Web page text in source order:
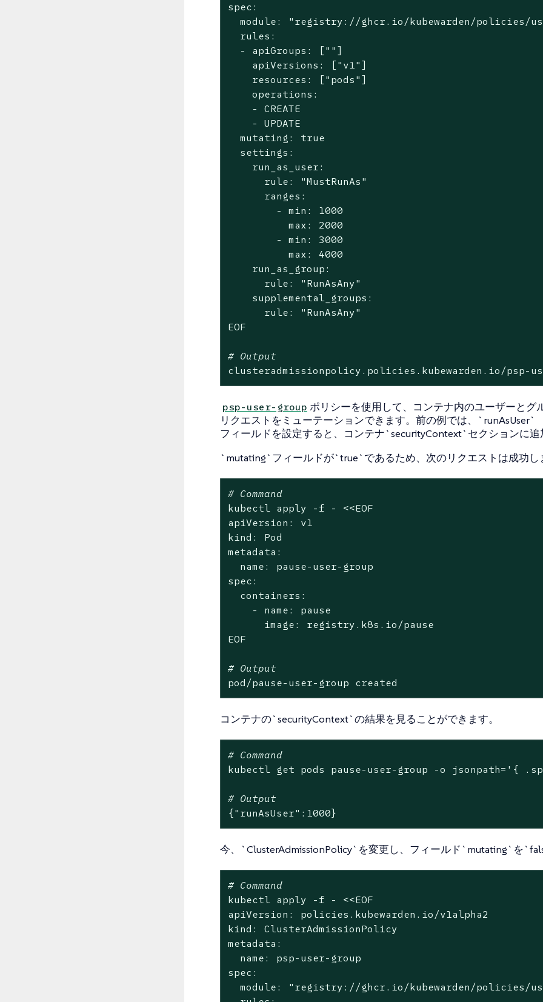
spec:
  module:
"registry://ghcr.io/kubewarden/policies/
  rules:
  - apiGroups: [
"" ]
    apiVersions: [
"v1" ]
    resources: [
"pods" ]
    operations:
    - CREATE
    - UPDATE
  mutating:
true
  settings:
    run_as_user:
      rule:
"MustRunAs"
      ranges:
        - min: 1000
          max: 2000
        - min: 3000
          max: 4000
    run_as_group:
      rule:
"RunAsAny"
    supplemental_groups:
      rule:
"RunAsAny"
EOF
# Output
clusteradmissionpolicy.policies.kubewarden.io/psp-
psp-user-group ポリシーを使用して、コンテナ内のユーザーとグ
リクエストをミューテーションできます。前の例では、`runAsUser`
フィールドを設定すると、コンテナ`securityContext`セクションに追
`mutating`フィールドが`true`であるため、次のリクエストは成功し
# Command
kubectl apply -f - <<EOF
apiVersion: v1
kind: Pod
metadata:
  name: pause-user-group
spec:
  containers:
    - name: pause
      image: registry.k8s.io/pause
EOF
# Output
pod/pause-user-group created
コンテナの`securityContext`の結果を見ることができます。
# Command
kubectl get pods pause-user-group -o jsonpath= '{
# Output
{"runAsUser" :1000}
今、`ClusterAdmissionPolicy`を変更し、フィールド`mutating`を
# Command
kubectl apply -f - <<EOF
apiVersion: policies.kubewarden.io/v1alpha2
kind: ClusterAdmissionPolicy
metadata:
  name: psp-user-group
spec:
  module:
"registry://ghcr.io/kubewarden/policies/